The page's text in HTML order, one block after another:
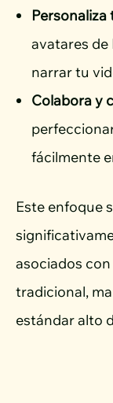
Personaliza
avatares de
narrar tu
Colabora y
fácilmente
Este enfoque
asociados
tradicional,
estándar alto